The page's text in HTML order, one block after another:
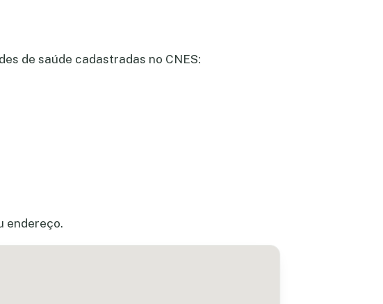
de saúde cadastradas no CNES:
endereço.